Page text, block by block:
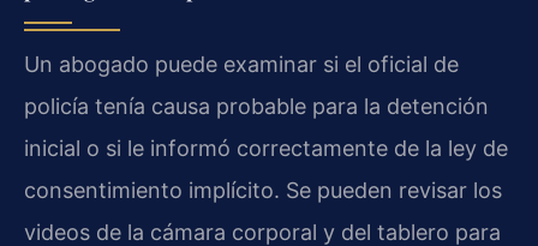
Un abogado puede examinar si el oficial de
policía tenía causa probable para la detención
inicial o si le informó correctamente de la ley de
consentimiento implícito. Se pueden revisar los
videos de la cámara corporal y del tablero para